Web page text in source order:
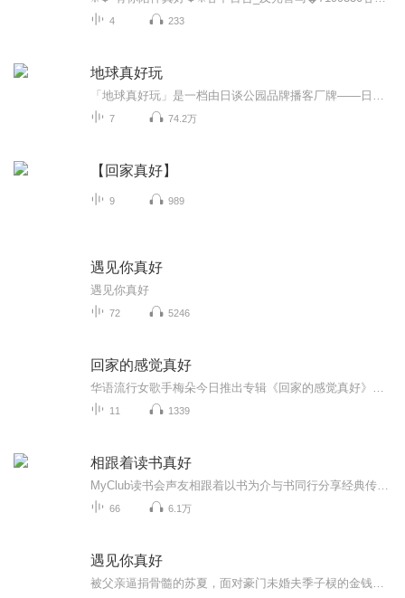
4 233
地球真好玩
7 74.2万
【回家真好】
9 989
遇见你真好
遇见你真好
72 5246
回家的感觉真好
11 1339
相跟着读书真好
66 6.1万
遇见你真好